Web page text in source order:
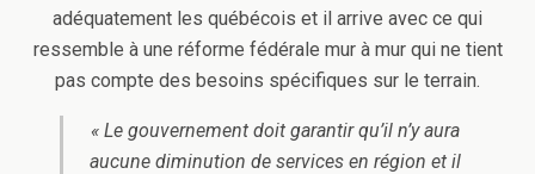
adéquatement les québécois et il arrive avec ce qui
ressemble à une réforme fédérale mur à mur qui ne tient
pas compte des besoins spécifiques sur le terrain.
« Le gouvernement doit garantir qu’il n’y aura
aucune diminution de services en région et il